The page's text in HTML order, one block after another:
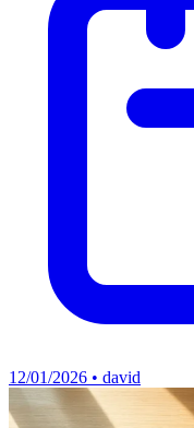
12/01/2026 • david